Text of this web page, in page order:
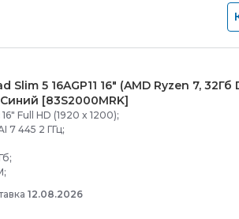
5 16AGP11 16" (AMD Ryzen 7, 32Гб
[83S2000MRK]
16" Full HD (1920 x 1200);
7 445 2 ГГц;
12.08.2026